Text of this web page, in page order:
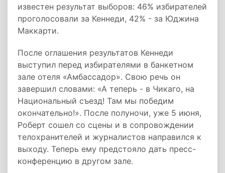
известен результат выборов: 46% избирателей
проголосовали за Кеннеди, 42% - за Юджина
Маккарти.
После оглашения результатов Кеннеди
выступил перед избирателями в банкетном
зале отеля «Амбассадор». Свою речь он
завершил словами: «А теперь - в Чикаго, на
Национальный съезд! Там мы победим
окончательно!». После полуночи, уже 5 июня,
Роберт сошел со сцены и в сопровождении
телохранителей и журналистов направился к
выходу. Теперь ему предстояло дать пресс-
конференцию в другом зале.